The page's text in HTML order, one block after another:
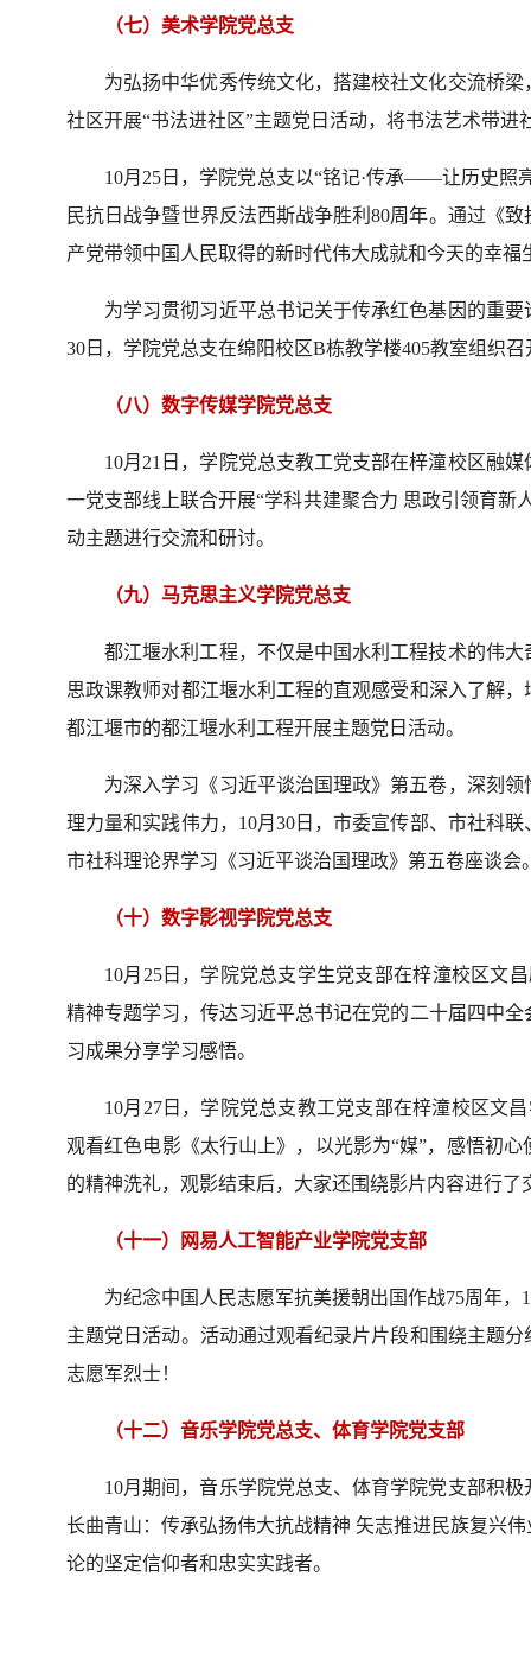
（七）美术学院党总支
为弘扬中华优秀传统文化，搭建校社文化交流桥
社区开展“书法进社区”主题党日活动，将书法艺术带
10月25日，学院党总支以“铭记·传承——让历史照
民抗日战争暨世界反法西斯战争胜利80周年。通过《
产党带领中国人民取得的新时代伟大成就和今天的幸
为学习贯彻习近平总书记关于传承红色基因的重
30日，学院党总支在绵阳校区B栋教学楼405教室组织
（八）数字传媒学院党总支
10月21日，学院党总支教工党支部在梓潼校区融
一党支部线上联合开展“学科共建聚合力 思政引领育
动主题进行交流和研讨。
（九）马克思主义学院党总支
都江堰水利工程，不仅是中国水利工程技术的伟
思政课教师对都江堰水利工程的直观感受和深入了解
都江堰市的都江堰水利工程开展主题党日活动。
为深入学习《习近平谈治国理政》第五卷，深刻
理力量和实践伟力，10月30日，市委宣传部、市社科
市社科理论界学习《习近平谈治国理政》第五卷座谈
（十）数字影视学院党总支
10月25日，学院党总支学生党支部在梓潼校区文
精神专题学习，传达习近平总书记在党的二十届四中
习成果分享学习感悟。
10月27日，学院党总支教工党支部在梓潼校区文
观看红色电影《太行山上》，以光影为“媒”，感悟初
的精神洗礼，观影结束后，大家还围绕影片内容进行了
（十一）网易人工智能产业学院党支部
为纪念中国人民志愿军抗美援朝出国作战75周年
主题党日活动。活动通过观看纪录片片段和围绕主题
志愿军烈士！
（十二）音乐学院党总支、体育学院党支部
10月期间，音乐学院党总支、体育学院党支部积
长曲青山：传承弘扬伟大抗战精神 矢志推进民族复兴
论的坚定信仰者和忠实实践者。